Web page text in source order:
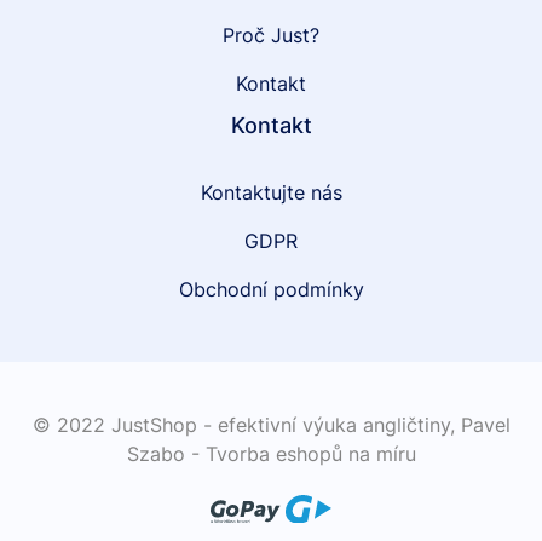
Proč Just?
Kontakt
Kontakt
Kontaktujte nás
GDPR
Obchodní podmínky
© 2022 JustShop - efektivní výuka angličtiny, Pavel
Szabo - Tvorba eshopů na míru